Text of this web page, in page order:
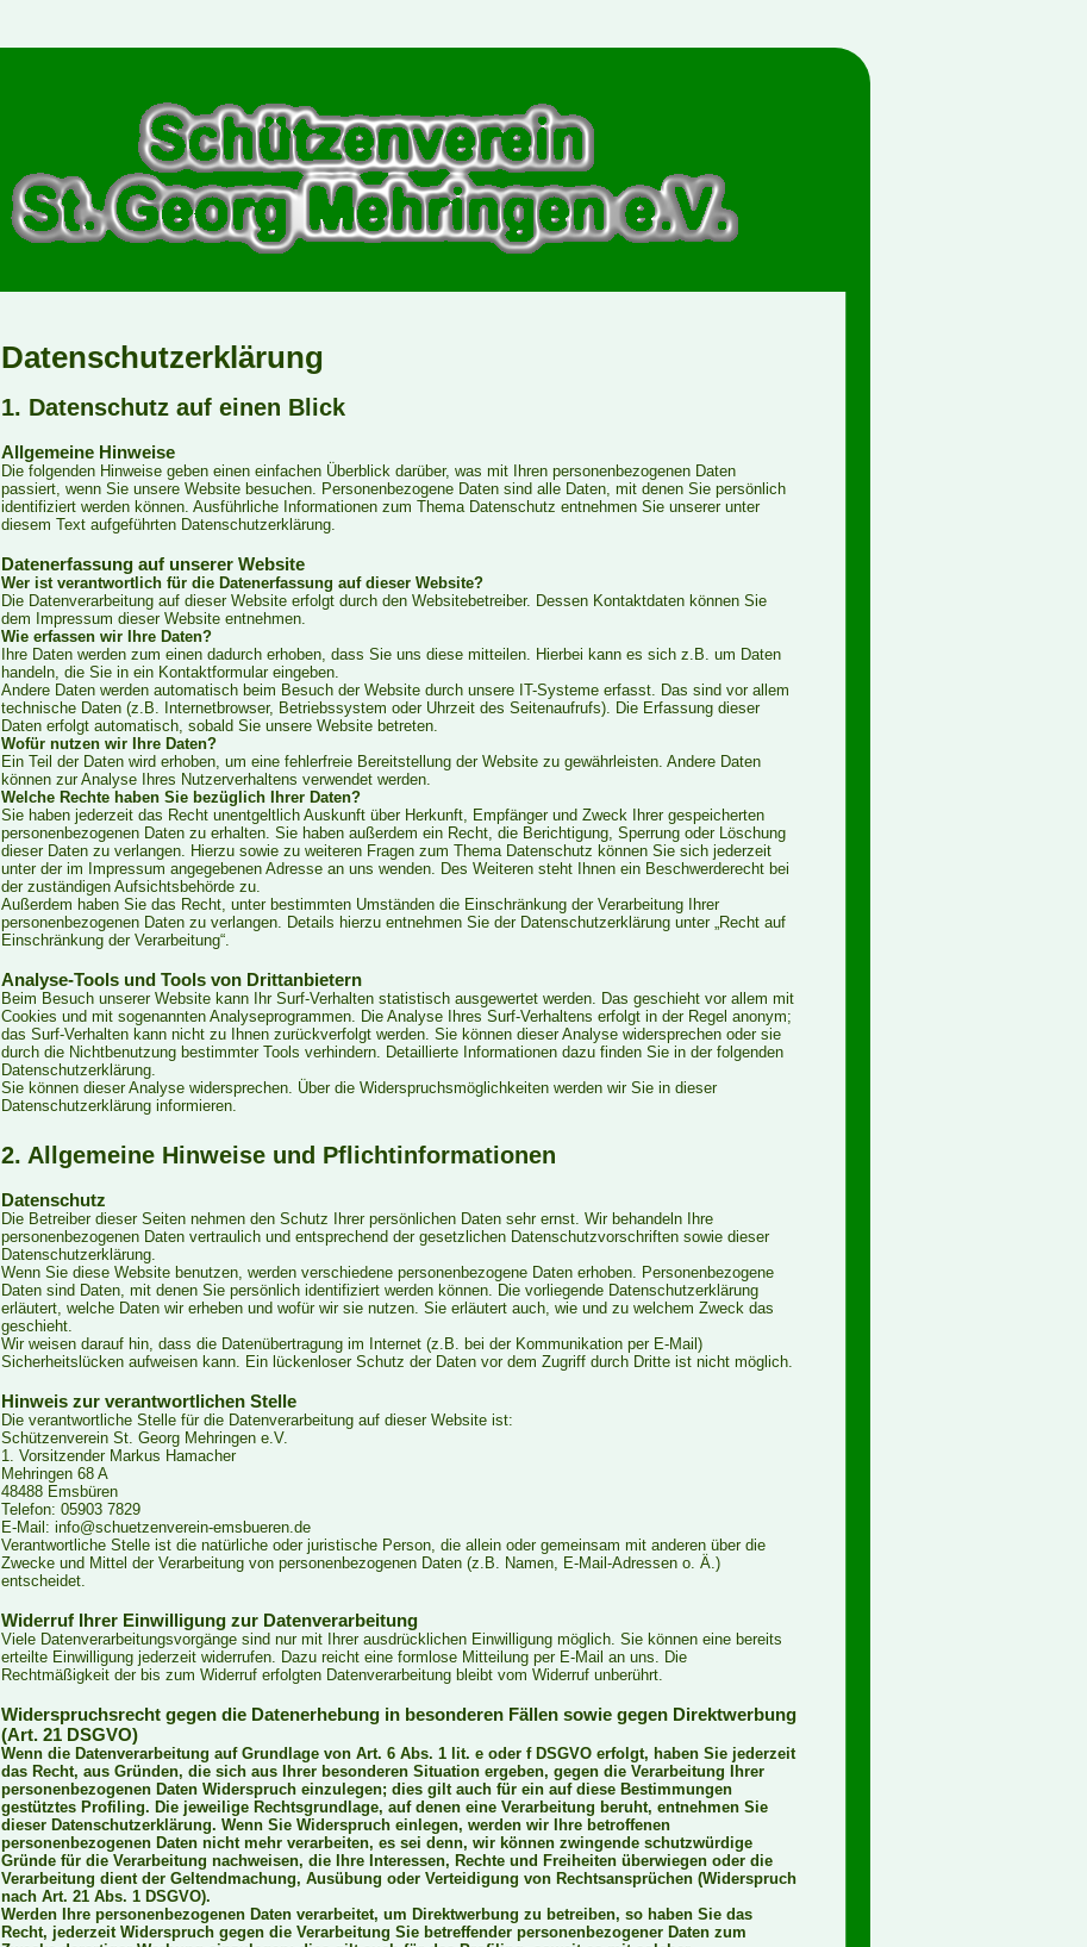
Datenschutzerklärung
1. Datenschutz auf einen Blick
Allgemeine Hinweise
Die folgenden Hinweise geben einen einfachen Überblick darüber, was mit Ihren personenbezogenen Daten
passiert, wenn Sie unsere Website besuchen. Personenbezogene Daten sind alle Daten, mit denen Sie persönlich
identifiziert werden können. Ausführliche Informationen zum Thema Datenschutz entnehmen Sie unserer unter
diesem Text aufgeführten Datenschutzerklärung.
Datenerfassung auf unserer Website
Wer ist verantwortlich für die Datenerfassung auf dieser Website?
Die Datenverarbeitung auf dieser Website erfolgt durch den Websitebetreiber. Dessen Kontaktdaten können Sie
dem Impressum dieser Website entnehmen.
Wie erfassen wir Ihre Daten?
Ihre Daten werden zum einen dadurch erhoben, dass Sie uns diese mitteilen. Hierbei kann es sich z.B. um Daten
handeln, die Sie in ein Kontaktformular eingeben.
Andere Daten werden automatisch beim Besuch der Website durch unsere IT-Systeme erfasst. Das sind vor allem
technische Daten (z.B. Internetbrowser, Betriebssystem oder Uhrzeit des Seitenaufrufs). Die Erfassung dieser
Daten erfolgt automatisch, sobald Sie unsere Website betreten.
Wofür nutzen wir Ihre Daten?
Ein Teil der Daten wird erhoben, um eine fehlerfreie Bereitstellung der Website zu gewährleisten. Andere Daten
können zur Analyse Ihres Nutzerverhaltens verwendet werden.
Welche Rechte haben Sie bezüglich Ihrer Daten?
Sie haben jederzeit das Recht unentgeltlich Auskunft über Herkunft, Empfänger und Zweck Ihrer gespeicherten
personenbezogenen Daten zu erhalten. Sie haben außerdem ein Recht, die Berichtigung, Sperrung oder Löschung
dieser Daten zu verlangen. Hierzu sowie zu weiteren Fragen zum Thema Datenschutz können Sie sich jederzeit
unter der im Impressum angegebenen Adresse an uns wenden. Des Weiteren steht Ihnen ein Beschwerderecht bei
der zuständigen Aufsichtsbehörde zu.
Außerdem haben Sie das Recht, unter bestimmten Umständen die Einschränkung der Verarbeitung Ihrer
personenbezogenen Daten zu verlangen. Details hierzu entnehmen Sie der Datenschutzerklärung unter „Recht auf
Einschränkung der Verarbeitung“.
Analyse-Tools und Tools von Drittanbietern
Beim Besuch unserer Website kann Ihr Surf-Verhalten statistisch ausgewertet werden. Das geschieht vor allem mit
Cookies und mit sogenannten Analyseprogrammen. Die Analyse Ihres Surf-Verhaltens erfolgt in der Regel anonym;
das Surf-Verhalten kann nicht zu Ihnen zurückverfolgt werden. Sie können dieser Analyse widersprechen oder sie
durch die Nichtbenutzung bestimmter Tools verhindern. Detaillierte Informationen dazu finden Sie in der folgenden
Datenschutzerklärung.
Sie können dieser Analyse widersprechen. Über die Widerspruchsmöglichkeiten werden wir Sie in dieser
Datenschutzerklärung informieren.
2. Allgemeine Hinweise und Pflichtinformationen
Datenschutz
Die Betreiber dieser Seiten nehmen den Schutz Ihrer persönlichen Daten sehr ernst. Wir behandeln Ihre
personenbezogenen Daten vertraulich und entsprechend der gesetzlichen Datenschutzvorschriften sowie dieser
Datenschutzerklärung.
Wenn Sie diese Website benutzen, werden verschiedene personenbezogene Daten erhoben. Personenbezogene
Daten sind Daten, mit denen Sie persönlich identifiziert werden können. Die vorliegende Datenschutzerklärung
erläutert, welche Daten wir erheben und wofür wir sie nutzen. Sie erläutert auch, wie und zu welchem Zweck das
geschieht.
Wir weisen darauf hin, dass die Datenübertragung im Internet (z.B. bei der Kommunikation per E-Mail)
Sicherheitslücken aufweisen kann. Ein lückenloser Schutz der Daten vor dem Zugriff durch Dritte ist nicht möglich.
Hinweis zur verantwortlichen Stelle
Die verantwortliche Stelle für die Datenverarbeitung auf dieser Website ist:
Schützenverein St. Georg Mehringen e.V.
1. Vorsitzender Markus Hamacher
Mehringen 68 A
48488 Emsbüren
Telefon: 05903 7829
E-Mail: info@schuetzenverein-emsbueren.de
Verantwortliche Stelle ist die natürliche oder juristische Person, die allein oder gemeinsam mit anderen über die
Zwecke und Mittel der Verarbeitung von personenbezogenen Daten (z.B. Namen, E-Mail-Adressen o. Ä.)
entscheidet.
Widerruf Ihrer Einwilligung zur Datenverarbeitung
Viele Datenverarbeitungsvorgänge sind nur mit Ihrer ausdrücklichen Einwilligung möglich. Sie können eine bereits
erteilte Einwilligung jederzeit widerrufen. Dazu reicht eine formlose Mitteilung per E-Mail an uns. Die
Rechtmäßigkeit der bis zum Widerruf erfolgten Datenverarbeitung bleibt vom Widerruf unberührt.
Widerspruchsrecht gegen die Datenerhebung in besonderen Fällen sowie gegen Direktwerbung
(Art. 21 DSGVO)
Wenn die Datenverarbeitung auf Grundlage von Art. 6 Abs. 1 lit. e oder f DSGVO erfolgt, haben Sie jederzeit
das Recht, aus Gründen, die sich aus Ihrer besonderen Situation ergeben, gegen die Verarbeitung Ihrer
personenbezogenen Daten Widerspruch einzulegen; dies gilt auch für ein auf diese Bestimmungen
gestütztes Profiling. Die jeweilige Rechtsgrundlage, auf denen eine Verarbeitung beruht, entnehmen Sie
dieser Datenschutzerklärung. Wenn Sie Widerspruch einlegen, werden wir Ihre betroffenen
personenbezogenen Daten nicht mehr verarbeiten, es sei denn, wir können zwingende schutzwürdige
Gründe für die Verarbeitung nachweisen, die Ihre Interessen, Rechte und Freiheiten überwiegen oder die
Verarbeitung dient der Geltendmachung, Ausübung oder Verteidigung von Rechtsansprüchen (Widerspruch
nach Art. 21 Abs. 1 DSGVO).
Werden Ihre personenbezogenen Daten verarbeitet, um Direktwerbung zu betreiben, so haben Sie das
Recht, jederzeit Widerspruch gegen die Verarbeitung Sie betreffender personenbezogener Daten zum